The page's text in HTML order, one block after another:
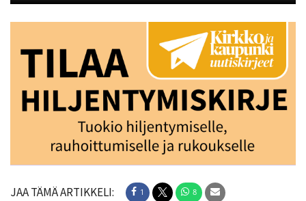
JAA TÄMÄ ARTIKKELI: 1 8